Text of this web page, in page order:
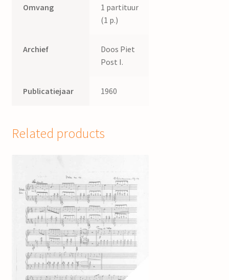
Omvang
1 partituur
(1 p.)
Archief
Doos Piet
Post I.
Publicatiejaar 1960
Related products